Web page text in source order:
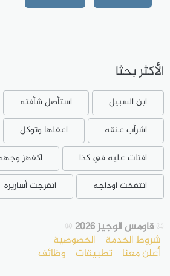
الأكثر بحثا
ابن السبيل استأصل شأفته
اشرأب عنقه
اعقلها وتوكل
افتات عليه في كذا
اكفهز
انتفخت اوداجه
انفرجت أساريره
©قاومس الوجيز 2026 ®
شروط الخدمة الخصوصية
أعلن معنا تطبيقات وظائف